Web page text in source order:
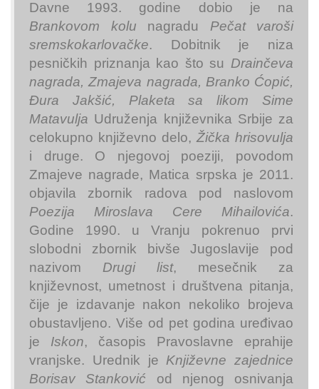
Davne 1993. godine dobio je na
Brankovom kolu nagradu Pečat varoši
sremskokarlovačke. Dobitnik je niza
pesničkih priznanja kao što su Drainčeva
nagrada, Zmajeva nagrada, Branko Ćopić,
Đura Jakšić, Plaketa sa likom Sime
Matavulja Udruženja književnika Srbije za
celokupno književno delo,Žička hrisovulja
i druge. O njegovoj poeziji, povodom
Zmajeve nagrade, Matica srpska je 2011.
objavila zbornik radova pod naslovom
Poezija Miroslava Cere Mihailovića.
Godine 1990. u Vranju pokrenuo prvi
slobodni zbornik bivše Jugoslavije pod
nazivom Drugi list, mesečnik za
književnost, umetnost i društvena pitanja,
čije je izdavanje nakon nekoliko brojeva
obustavljeno. Više od pet godina uređivao
je Iskon, časopis Pravoslavne eprahije
vranjske. Urednik jeKnjiževne zajednice
Borisav Stanković od njenog osnivanja